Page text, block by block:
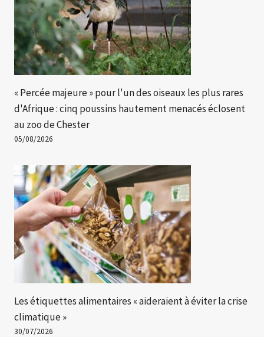
« Percée majeure » ​​pour l'un des oiseaux les plus rares
d'Afrique : cinq poussins hautement menacés éclosent
au zoo de Chester
05/08/2026
Les étiquettes alimentaires « aideraient à éviter la crise
climatique »
30/07/2026